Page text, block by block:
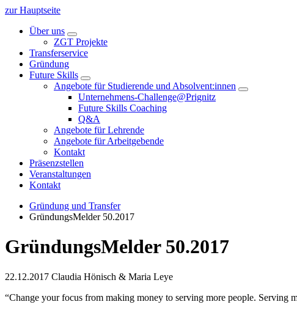
zur Hauptseite
Über uns
ZGT Projekte
Transferservice
Gründung
Future Skills
Angebote für Studierende und Absolvent:innen
Unternehmens-Challenge@Prignitz
Future Skills Coaching
Q&A
Angebote für Lehrende
Angebote für Arbeitgebende
Kontakt
Präsenzstellen
Veranstaltungen
Kontakt
Gründung und Transfer
GründungsMelder 50.2017
GründungsMelder 50.2017
22.12.2017 Claudia Hönisch & Maria Leye
“Change your focus from making money to serving more people. Serving